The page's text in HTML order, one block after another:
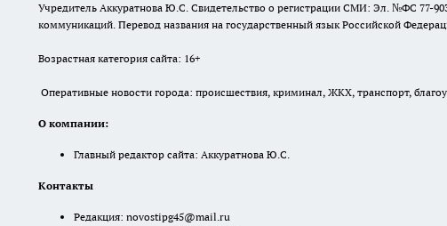
Учредитель Аккуратнова Ю.С. Свидетельство о регистрации СМИ: Эл. №ФС 77-
коммуникаций. Перевод названия на государственный язык Российской
Возрастная категория сайта: 16+
Оперативные новости города: происшествия, криминал, ЖКХ, транспорт,
О компании:
Главный редактор сайта: Аккуратнова Ю.С.
Контакты
Редакция: novostipg45@mail.ru